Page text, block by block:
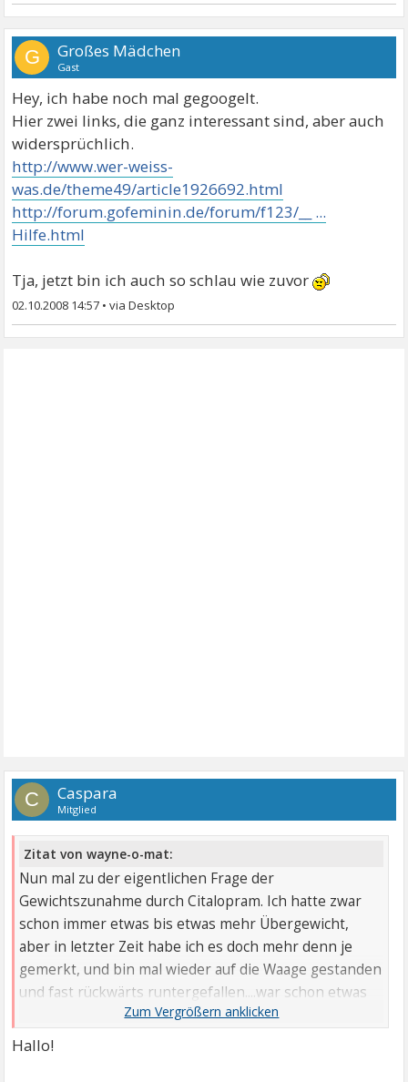
G Großes Mädchen
Gast
Hey, ich habe noch mal gegoogelt.
Hier zwei links, die ganz interessant sind, aber auch
widersprüchlich.
http://www.wer-weiss-
was.de/theme49/article1926692.html
http://forum.gofeminin.de/forum/f123/__ ...
Hilfe.html
Tja, jetzt bin ich auch so schlau wie zuvor
02.10.2008 14:57 •
C Caspara
Mitglied
Zitat von wayne-o-mat:
Nun mal zu der eigentlichen Frage der
Gewichtszunahme durch Citalopram. Ich hatte zwar
schon immer etwas bis etwas mehr Übergewicht,
aber in letzter Zeit habe ich es doch mehr denn je
gemerkt, und bin mal wieder auf die Waage gestanden
und fast rückwärts runtergefallen....war schon etwas
arg viel was da stand.
Hallo!